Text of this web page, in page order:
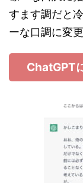
すます調だと
ーな口調に変
ChatGPT